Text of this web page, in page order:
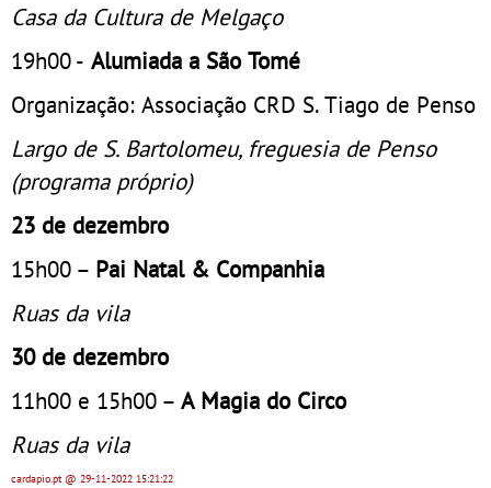
Casa da Cultura de Melgaço
19h00 - Alumiada a São Tomé
Organização: Associação CRD S. Tiago de Penso
Largo de S. Bartolomeu, freguesia de Penso
(programa próprio)
23 de dezembro
15h00 – Pai Natal & Companhia
Ruas da vila
30 de dezembro
11h00 e 15h00 – A Magia do Circo
Ruas da vila
cardapio.pt@ 29-11-2022 15:21:22